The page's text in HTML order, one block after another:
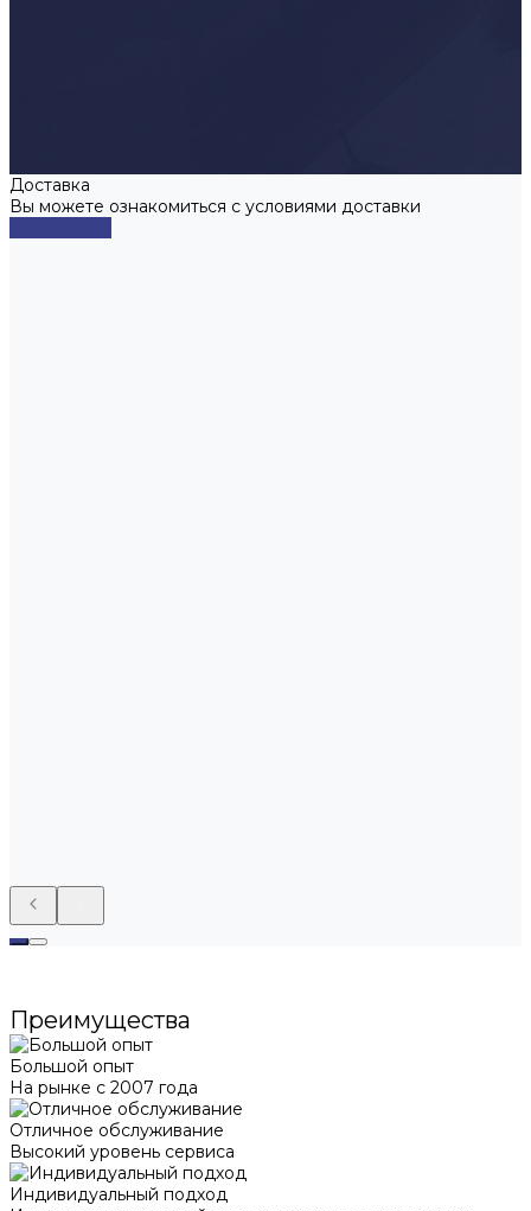
Доставка
Вы можете ознакомиться с условиями доставки
Преимущества
Большой опыт
На рынке с 2007 года
Отличное обслуживание
Высокий уровень сервиса
Индивидуальный подход